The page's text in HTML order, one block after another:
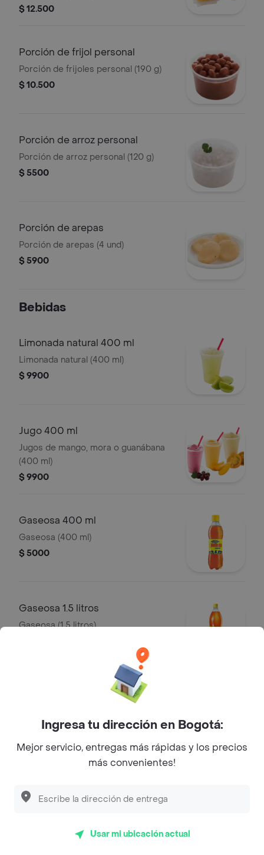
$ 12.500
Porción de frijol personal
Porción de frijoles personal (190 g)
$ 10.500
Porción de arroz personal
Porción de arroz personal (120 g)
$ 5500
Porción de arepas
Porción de arepas (4 und)
$ 5900
Bebidas
Limonada natural 400 ml
Limonada natural (400 ml)
$ 9900
Jugo 400 ml
Jugos de mango, mora o guanábana
(400 ml)
$ 9900
Gaseosa 400 ml
Gaseosa (400 ml)
$ 5000
Gaseosa 1.5 litros
Gaseosa (1.5 litros)
$ 5000
Agua saborizada H2OH! (600 ml)
Ingresa tu dirección en Bogotá:
Mejor servicio, entregas más rápidas y los precios
más convenientes!
Usar mi ubicación actual